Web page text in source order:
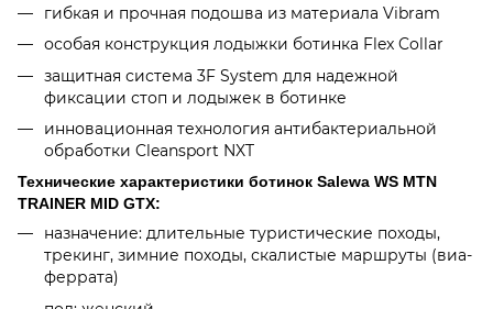
гибкая и прочная подошва из материала Vibram
особая конструкция лодыжки ботинка Flex Collar
защитная система 3F System для надежной
фиксации стоп и лодыжек в ботинке
инновационная технология антибактериальной
обработки Cleansport NXT
Технические характеристики ботинок Salewa WS MTN
TRAINER MID GTX:
назначение: длительные туристические походы,
трекинг, зимние походы, скалистые маршруты (виа-
феррата)